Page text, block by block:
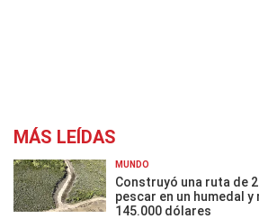
MÁS LEÍDAS
MUNDO
Construyó una ruta de
pescar en un humedal
145.000 dólares